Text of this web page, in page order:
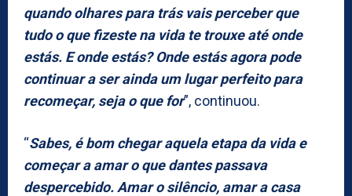
quando olhares para trás vais perceber que
tudo o que fizeste na vida te trouxe até onde
estás. E onde estás? Onde estás agora pode
continuar a ser ainda um lugar perfeito para
recomeçar, seja o que for”, continuou.
“Sabes, é bom chegar aquela etapa da vida e
começar a amar o que dantes passava
despercebido. Amar o silêncio, amar a casa